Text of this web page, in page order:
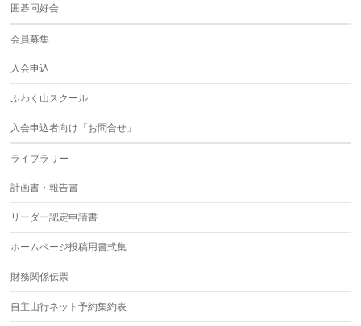
囲碁同好会
会員募集
入会申込
ふわく山スクール
入会申込者向け「お問合せ」
ライブラリー
計画書・報告書
リーダー認定申請書
ホームページ投稿用書式集
財務関係伝票
自主山行ネット予約集約表